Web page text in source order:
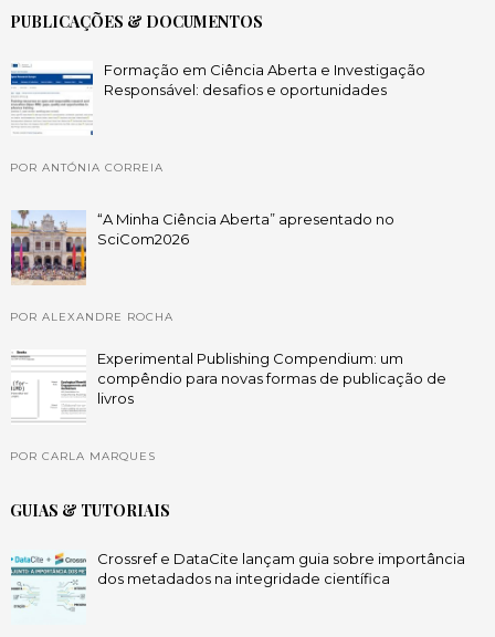
PUBLICAÇÕES & DOCUMENTOS
Formação em Ciência Aberta e Investigação
Responsável: desafios e oportunidades
POR ANTÓNIA CORREIA
“A Minha Ciência Aberta” apresentado no
SciCom2026
POR ALEXANDRE ROCHA
Experimental Publishing Compendium: um
compêndio para novas formas de publicação de
livros
POR CARLA MARQUES
GUIAS & TUTORIAIS
Crossref e DataCite lançam guia sobre importância
dos metadados na integridade científica